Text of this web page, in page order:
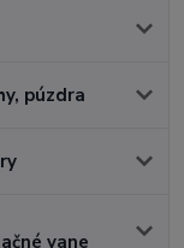
púzdra
vane